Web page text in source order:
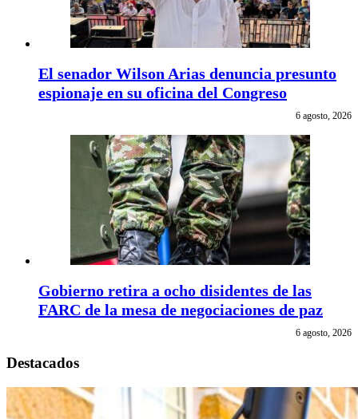
El senador Wilson Arias denuncia presunto
espionaje en su oficina del Congreso
6 agosto, 2026
Gobierno retira a ocho disidentes de las
FARC de la mesa de negociaciones de paz
6 agosto, 2026
Destacados